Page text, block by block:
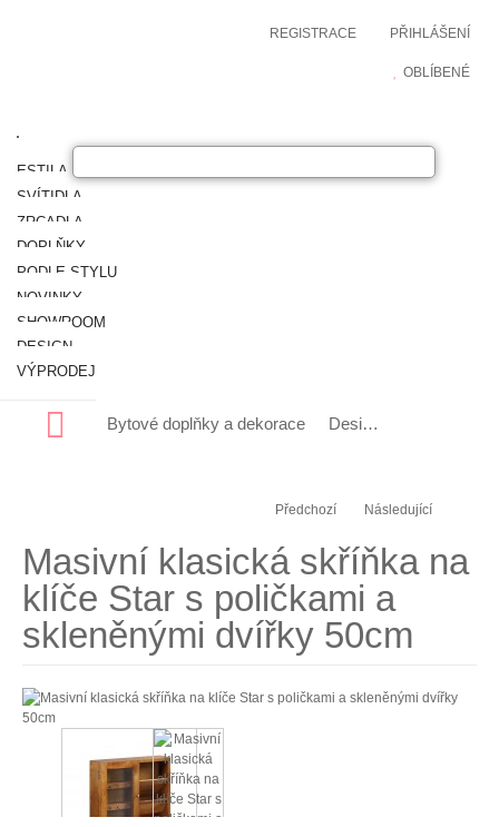
PŘIHLÁŠENÍ
REGISTRACE
OBLÍBENÉ
ESTILA NÁBYTEK
SVÍTIDLA
ZRCADLA
DOPLŇKY
PODLE STYLU
NOVINKY
SHOWROOM
DESIGN
VÝPRODEJ
Bytové doplňky a dekorace Designové bytové doplňky
Předchozí Následující
Masivní klasická skříňka na
klíče Star s poličkami a
skleněnými dvířky 50cm